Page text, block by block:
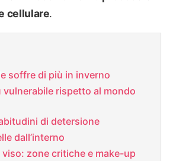
cellulare.
soffre di più in inverno
vulnerabile rispetto al mondo
di detersione
dall’interno
viso: zone critiche e make-up